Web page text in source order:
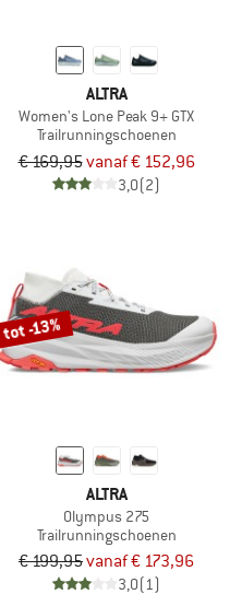
ALTRA
Women's Lone Peak 9+ GTX
Trailrunningschoenen
€ 169,95vanaf € 152,96
3,0(2)
tot -13%
ALTRA
Olympus 275
Trailrunningschoenen
€ 199,95vanaf € 173,96
3,0(1)